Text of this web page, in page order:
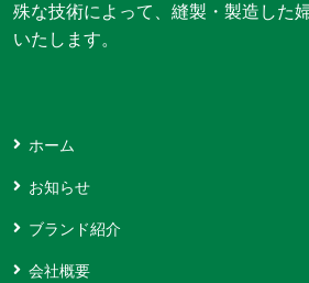
殊な技術によって、縫製・製造した
いたします。
ホーム
お知らせ
ブランド紹介
会社概要